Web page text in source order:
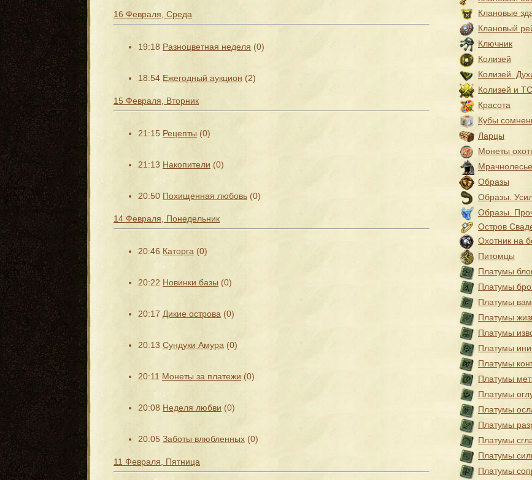
16 Февраля, Среда
19:18 Разноцветная неделя (0)
18:54 Ежегодный аукцион (2)
15 Февраля, Вторник
21:15 Рецепты (0)
21:13 Накопители (0)
20:50 Похищенная любовь (0)
14 Февраля, Понедельник
20:46 Каторга (0)
20:22 Новинки базы (0)
20:17 Дикие острова (0)
20:13 Сундуки Амура (0)
20:11 Монеты за платежи (0)
20:08 Неделя любви (0)
20:05 Заботы влюбленных (0)
11 Февраля, Пятница
Клановые
Клановый
Ключник
Колизей
Колизей.
Колизей и
Красота
Кубы
Ларцы
Монеты
Мрачнолесье
Образы
Образы.
Образы.
Остров
Охотник на
Питомцы
Платумы
Платумы
Платумы
Платумы
Платумы
Платумы
Платумы
Платумы
Платумы
Платумы
Платумы
Платумы
Платумы
Платумы